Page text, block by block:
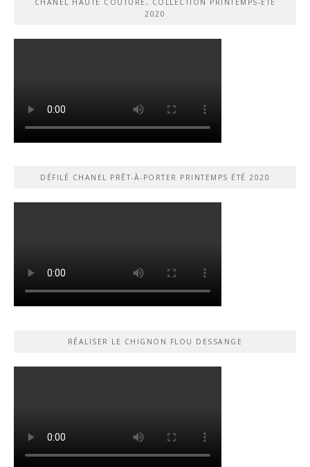
CHANEL HAUTE COUTURE, COLLECTION PRINTEMPS-ÉTÉ
2020
DÉFILÉ CHANEL PRÊT-À-PORTER PRINTEMPS ÉTÉ 2020
RÉALISER LE CHIGNON FLOU DESSANGE